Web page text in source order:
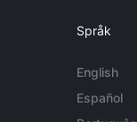
Språk
English
Español